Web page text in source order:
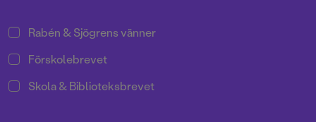
Rabén & Sjögrens vänner
Förskolebrevet
Skola & Biblioteksbrevet